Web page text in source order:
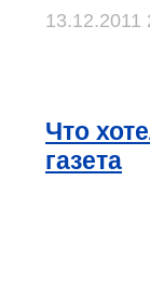
13.12.2011
Что
газета